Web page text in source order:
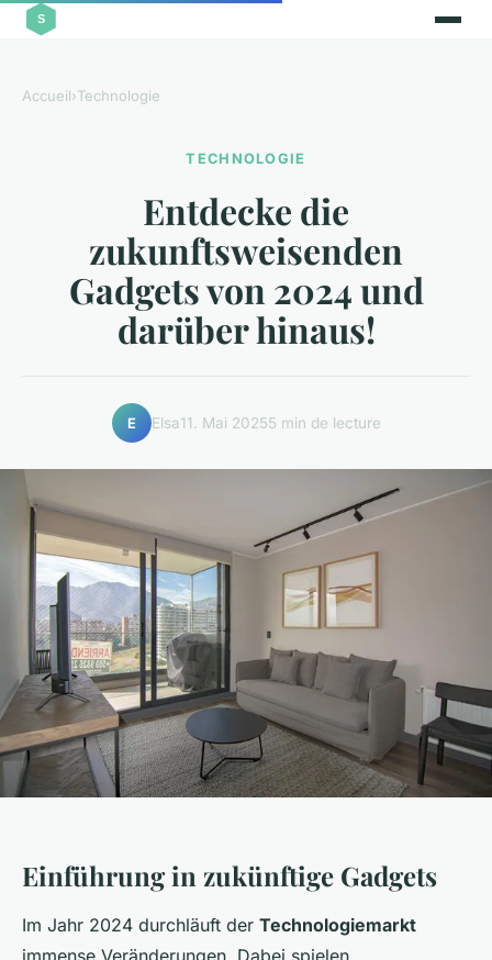
Accueil›Technologie
TECHNOLOGIE
Entdecke die
zukunftsweisenden
Gadgets von 2024 und
darüber hinaus!
E Elsa11. Mai 20255 min de lecture
Einführung in zukünftige Gadgets
Im Jahr 2024 durchläuft der Technologiemarkt